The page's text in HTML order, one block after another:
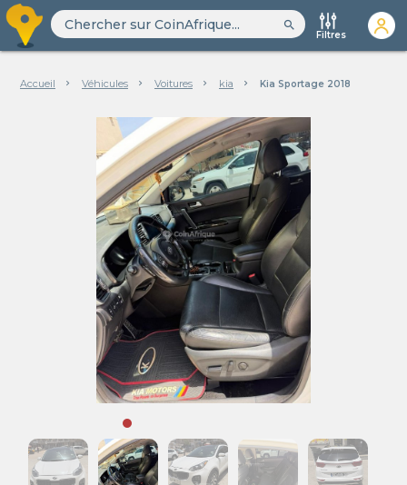
search
Filtres
Accueil Véhicules Voitures kia Kia Sportage 2018